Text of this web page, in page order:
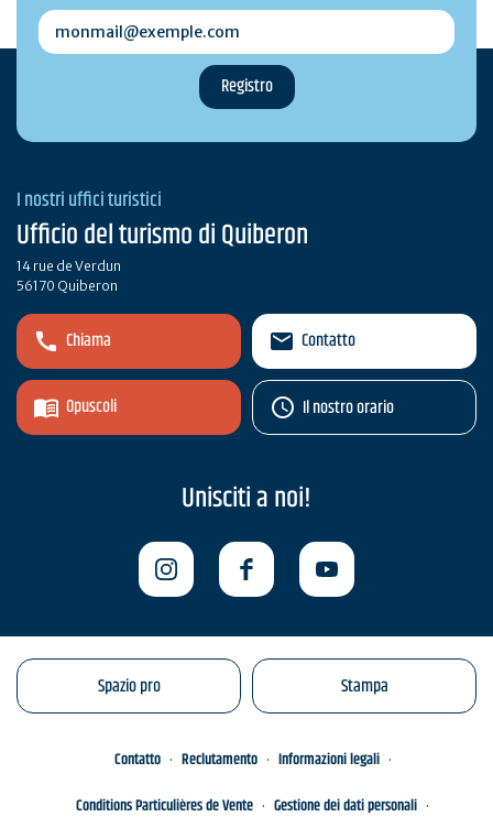
monmail@exemple.com
I nostri uffici turistici
Ufficio del turismo di Quiberon
14 rue de Verdun
56170 Quiberon
Chiama
Opuscoli
Contatto
Il nostro orario
Unisciti a noi!
Spazio pro Stampa
Contatto Reclutamento
Informazioni legali
Conditions Particulières de Vente
Gestione dei dati personali